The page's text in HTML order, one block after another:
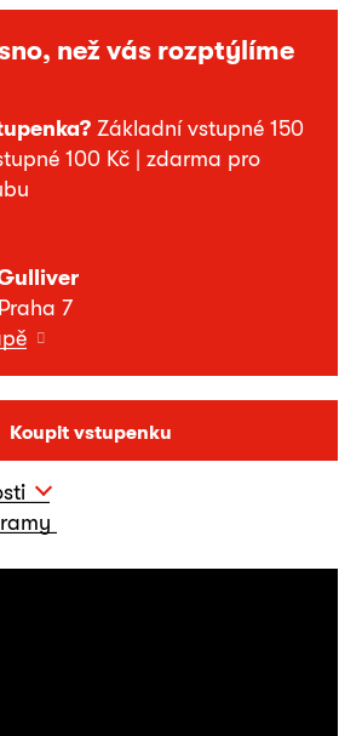
než vás rozptýlíme
Základní vstupné 150
100 Kč | zdarma pro
7
Koupit vstupenku